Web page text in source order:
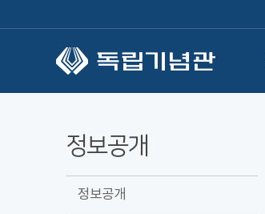
정보공개
정보공개